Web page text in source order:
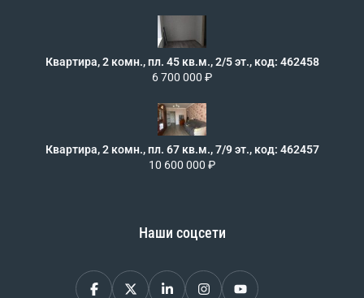
Квартира, 2 комн., пл. 45 кв.м., 2/5 эт., код: 462458
6 700 000 ₽
Квартира, 2 комн., пл. 67 кв.м., 7/9 эт., код: 462457
10 600 000 ₽
Наши соцсети